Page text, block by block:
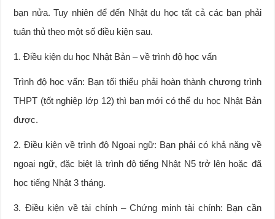
bạn nửa. Tuy nhiên để đến Nhật du học tất cả các bạn phải
tuân thủ theo một số điều kiện sau.
1. Điều kiện du học Nhật Bản – về trình độ học vấn
Trình độ học vấn: Bạn tối thiểu phải hoàn thành chương trình
THPT (tốt nghiệp lớp 12) thì bạn mới có thể du học Nhật Bản
được.
2. Điều kiện về trình độ Ngoại ngữ: Bạn phải có khả năng về
ngoại ngữ, đặc biệt là trình độ tiếng Nhật N5 trở lên hoặc đã
học tiếng Nhật 3 tháng.
3. Điều kiện về tài chính – Chứng minh tài chính: Bạn cần